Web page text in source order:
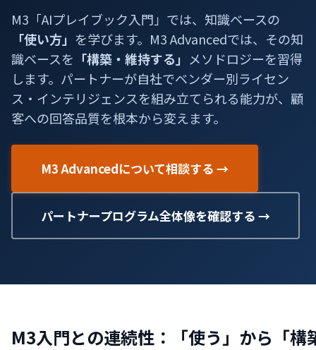
M3「AIプレイブック入門」では、知識ベースの
「使い方」 を学びます。M3 Advancedでは、その知
識ベースを 「構築・維持する」 メソドロジーを習得
します。パートナーが自社でベンダー別ライセン
ス・インテリジェンスを組み立てられる能力が、顧
客への回答品質を根本から変えます。
M3 Advancedについて相談する →
パートナープログラム全体像を確認する →
M3入門との連続性：「使う」から「構